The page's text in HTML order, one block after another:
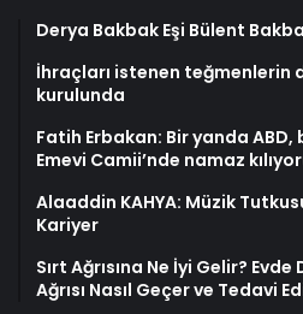
Derya Bakbak Eşi Bülent
İhraçları istenen teğmenlerin
kurulunda
Fatih Erbakan: Bir yanda ABD,
Emevi Camii’nde namaz
Alaaddin KAHYA: Müzik
Kariyer
Sırt Ağrısına Ne İyi Gelir?
Ağrısı Nasıl Geçer ve Tedavi